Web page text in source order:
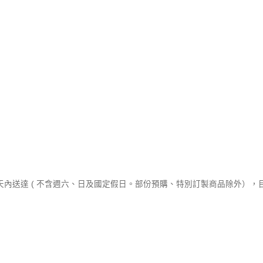
送達 ( 不含週六、日及國定假日。部份預購、特別訂製商品除外），